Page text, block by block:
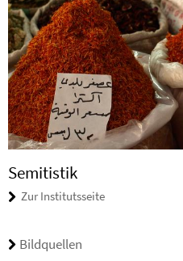
Semitistik
Zur Institutsseite
Bildquellen